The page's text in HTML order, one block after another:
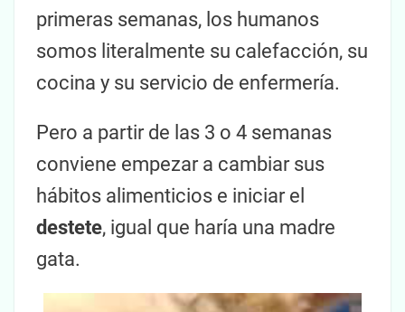
primeras semanas, los humanos
somos literalmente su calefacción, su
cocina y su servicio de enfermería.
Pero a partir de las 3 o 4 semanas
conviene empezar a cambiar sus
hábitos alimenticios e iniciar el
destete, igual que haría una madre
gata.